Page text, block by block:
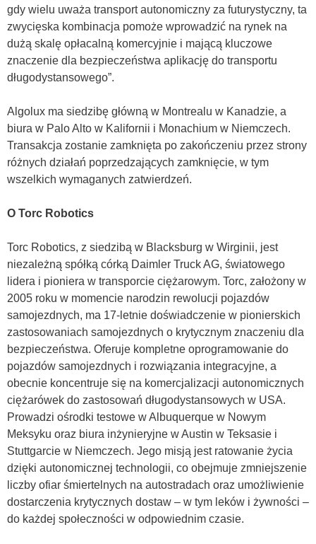
gdy wielu uważa transport autonomiczny za futurystyczny, ta
zwycięska kombinacja pomoże wprowadzić na rynek na
dużą skalę opłacalną komercyjnie i mającą kluczowe
znaczenie dla bezpieczeństwa aplikację do transportu
długodystansowego”.
Algolux ma siedzibę główną w Montrealu w Kanadzie, a
biura w Palo Alto w Kalifornii i Monachium w Niemczech.
Transakcja zostanie zamknięta po zakończeniu przez strony
różnych działań poprzedzających zamknięcie, w tym
wszelkich wymaganych zatwierdzeń.
O Torc Robotics
Torc Robotics, z siedzibą w Blacksburg w Wirginii, jest
niezależną spółką córką Daimler Truck AG, światowego
lidera i pioniera w transporcie ciężarowym. Torc, założony w
2005 roku w momencie narodzin rewolucji pojazdów
samojezdnych, ma 17-letnie doświadczenie w pionierskich
zastosowaniach samojezdnych o krytycznym znaczeniu dla
bezpieczeństwa. Oferuje kompletne oprogramowanie do
pojazdów samojezdnych i rozwiązania integracyjne, a
obecnie koncentruje się na komercjalizacji autonomicznych
ciężarówek do zastosowań długodystansowych w USA.
Prowadzi ośrodki testowe w Albuquerque w Nowym
Meksyku oraz biura inżynieryjne w Austin w Teksasie i
Stuttgarcie w Niemczech. Jego misją jest ratowanie życia
dzięki autonomicznej technologii, co obejmuje zmniejszenie
liczby ofiar śmiertelnych na autostradach oraz umożliwienie
dostarczenia krytycznych dostaw – w tym leków i żywności –
do każdej społeczności w odpowiednim czasie.